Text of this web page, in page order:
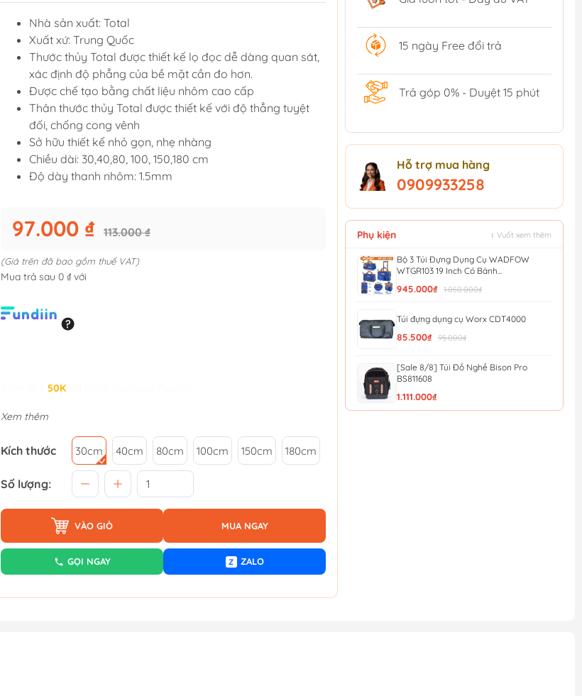
Nhà sản xuất: Total
Xuất xứ: Trung Quốc
Thước thủy Total được thiết kế lọ đọc dễ dàng quan sát,
xác định độ phẳng của bề mặt cần đo hơn.
Được chế tạo bằng chất liệu nhôm cao cấp
Thân thước thủy Total được thiết kế với độ thẳng tuyệt
đối, chống cong vênh
Sở hữu thiết kế nhỏ gọn, nhẹ nhàng
Chiều dài: 30,40,80, 100, 150,180 cm
Độ dày thanh nhôm: 1.5mm
97.000 ₫ 113.000 ₫
(Giá trên đã bao gồm thuế VAT)
Mua trả sau 0 ₫ với
50K
Xem thêm
Kích thước 30cm 40cm 80cm 100cm 150cm 180cm
Số lượng:
VÀO GIỎ MUA NGAY
GỌI NGAY Z ZALO
15 ngày Free đổi trả
Trả góp 0% - Duyệt 15 phút
Hỗ trợ mua hàng
0909933258
Phụ kiện ↕ Vuốt xem thêm
Bộ 3 Túi Đựng Dụng Cụ WADFOW
WTGR103 19 Inch Có Bánh...
945.000₫ 1.050.000₫
Túi đựng dụng cụ Worx CDT4000
85.500₫ 95.000₫
[Sale 8/8] Túi Đồ Nghề Bison Pro
BS811608
1.111.000₫